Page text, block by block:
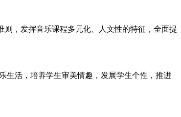
，发挥音乐课程多元化、人文性的特征，全面提
生活，培养学生审美情趣，发展学生个性，推进